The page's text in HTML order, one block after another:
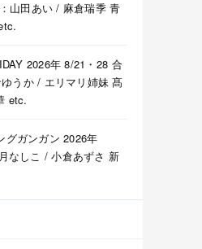
山田あい / 麻倉瑞季 青
2026年 8/21・28 合
うか / エリマリ姉妹 髙
etc.
グガンガン 2026年
なしこ / 小倉あずさ 新